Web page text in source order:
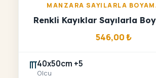
MANZARA SAYILARLA
Renkli Kayıklar Sayılarla
546,00₺
40x50cm +5
Olcu